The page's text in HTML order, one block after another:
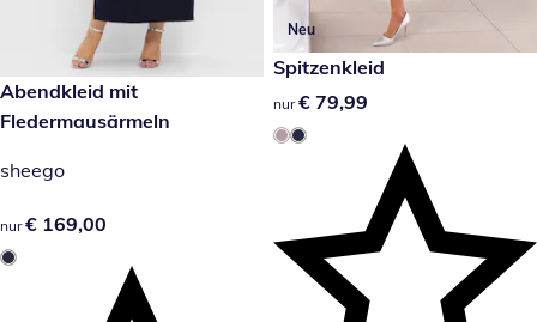
€ 169,00
Abendkleid mit
Fledermausärmeln
sheego
€ 169,00
nur € 169,00
Neu
€ 79,99
Spitzenkleid
€ 79,99
nur € 79,99